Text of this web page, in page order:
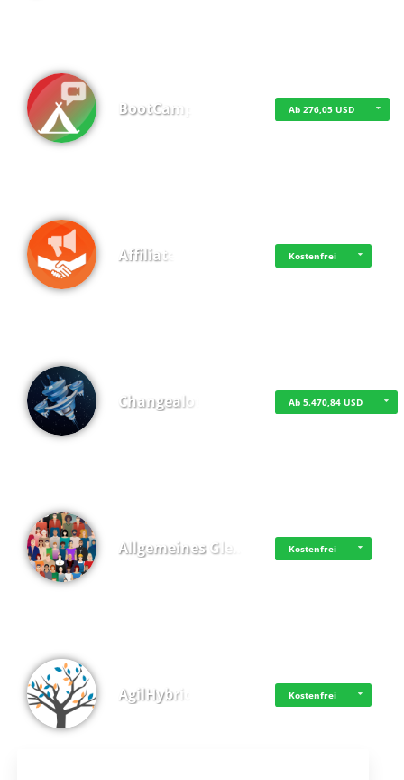
BootCamp Ab 276,05 USD
Affiliate Kostenfrei
Changealot Ab 5.470,84 USD
Allgemeines Gle… Kostenfrei
AgilHybrid Kostenfrei